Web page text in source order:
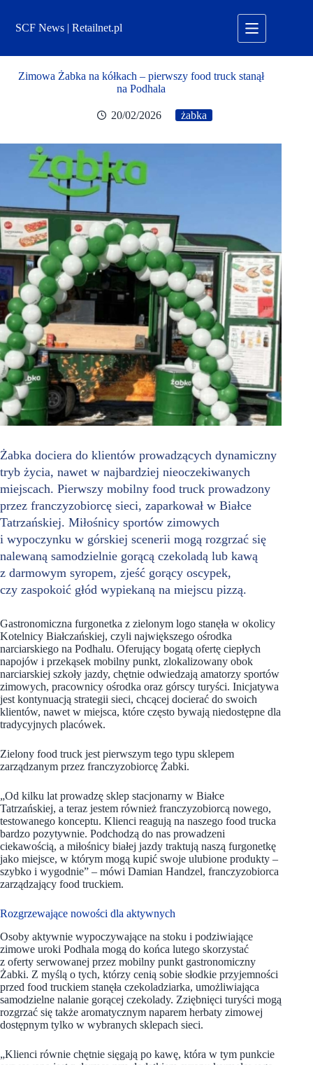
treściSCF News | Retailnet.pl
Zimowa Żabka na kółkach – pierwszy food truck stanął
na Podhala
20/02/2026 żabka
Żabka dociera do klientów prowadzących dynamiczny
tryb życia, nawet w najbardziej nieoczekiwanych
miejscach. Pierwszy mobilny food truck prowadzony
przez franczyzobiorcę sieci, zaparkował w Białce
Tatrzańskiej. Miłośnicy sportów zimowych
i wypoczynku w górskiej scenerii mogą rozgrzać się
nalewaną samodzielnie gorącą czekoladą lub kawą
z darmowym syropem, zjeść gorący oscypek,
czy zaspokoić głód wypiekaną na miejscu pizzą.
Gastronomiczna furgonetka z zielonym logo stanęła w okolicy
Kotelnicy Białczańskiej, czyli największego ośrodka
narciarskiego na Podhalu. Oferujący bogatą ofertę ciepłych
napojów i przekąsek mobilny punkt, zlokalizowany obok
narciarskiej szkoły jazdy, chętnie odwiedzają amatorzy sportów
zimowych, pracownicy ośrodka oraz górscy turyści. Inicjatywa
jest kontynuacją strategii sieci, chcącej docierać do swoich
klientów, nawet w miejsca, które często bywają niedostępne dla
tradycyjnych placówek.
Zielony food truck jest pierwszym tego typu sklepem
zarządzanym przez franczyzobiorcę Żabki.
„Od kilku lat prowadzę sklep stacjonarny w Białce
Tatrzańskiej, a teraz jestem również franczyzobiorcą nowego,
testowanego konceptu. Klienci reagują na naszego food trucka
bardzo pozytywnie. Podchodzą do nas prowadzeni
ciekawością, a miłośnicy białej jazdy traktują naszą furgonetkę
jako miejsce, w którym mogą kupić swoje ulubione produkty –
szybko i wygodnie” – mówi Damian Handzel, franczyzobiorca
zarządzający food truckiem.
Rozgrzewające nowości dla aktywnych
Osoby aktywnie wypoczywające na stoku i podziwiające
zimowe uroki Podhala mogą do końca lutego skorzystać
z oferty serwowanej przez mobilny punkt gastronomiczny
Żabki. Z myślą o tych, którzy cenią sobie słodkie przyjemności
przed food truckiem stanęła czekoladziarka, umożliwiająca
samodzielne nalanie gorącej czekolady. Zziębnięci turyści mogą
rozgrzać się także aromatycznym naparem herbaty zimowej
dostępnym tylko w wybranych sklepach sieci.
„Klienci równie chętnie sięgają po kawę, która w tym punkcie